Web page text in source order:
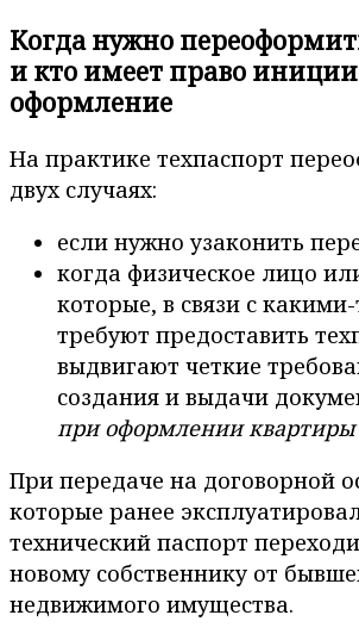
Когда нужно
и кто имеет право
оформление
На практике техпаспорт
двух случаях:
если нужно узаконить
когда физическое лицо
которые, в связи с
требуют предоставить
выдвигают четкие
создания и выдачи
при оформлении квартиры
При передаче на договорной
которые ранее
технический паспорт
новому собственнику от
недвижимого имущества.